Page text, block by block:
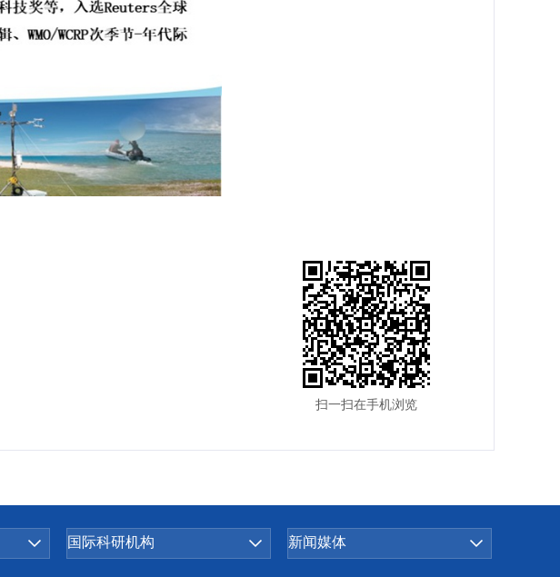
扫一扫在手机浏览